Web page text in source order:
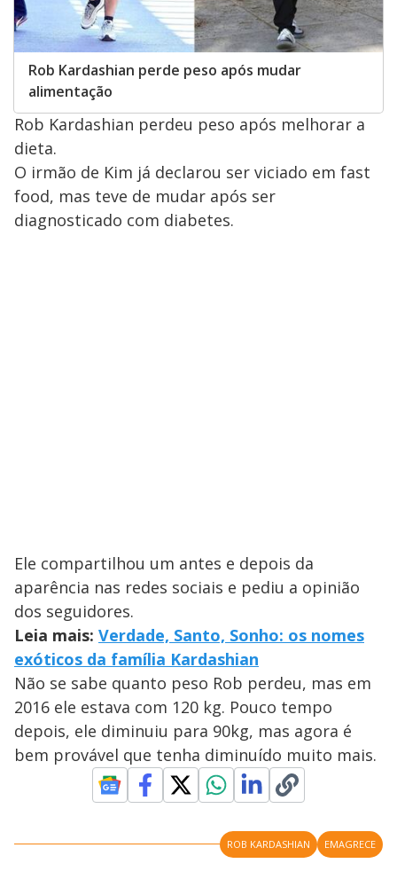
Rob Kardashian perde peso após mudar
alimentação
Rob Kardashian perdeu peso após melhorar a
dieta.
O irmão de Kim já declarou ser viciado em fast
food, mas teve de mudar após ser
diagnosticado com diabetes.
Ele compartilhou um antes e depois da
aparência nas redes sociais e pediu a opinião
dos seguidores.
Leia mais: Verdade, Santo, Sonho: os nomes
exóticos da família Kardashian
Não se sabe quanto peso Rob perdeu, mas em
2016 ele estava com 120 kg. Pouco tempo
depois, ele diminuiu para 90kg, mas agora é
bem provável que tenha diminuído muito mais.
ROB KARDASHIAN EMAGRECE